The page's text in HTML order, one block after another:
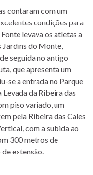
contaram com um
condições para
levava os atletas a
Jardins do Monte,
seguida no antigo
que apresenta um
se a entrada no Parque
da Ribeira das
piso variado, um
pela Ribeira das Cales
com a subida ao
300 metros de
extensão.